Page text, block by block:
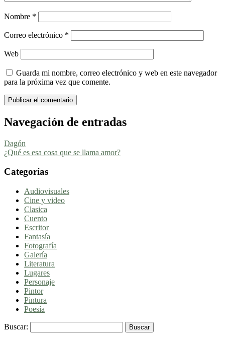
Nombre *
Correo electrónico *
Web
Guarda mi nombre, correo electrónico y web en este navegador
para la próxima vez que comente.
Navegación de entradas
Dagón
¿Qué es esa cosa que se llama amor?
Categorías
Audiovisuales
Cine y video
Clasica
Cuento
Escritor
Fantasía
Fotografía
Galería
Literatura
Lugares
Personaje
Pintor
Pintura
Poesía
Buscar: